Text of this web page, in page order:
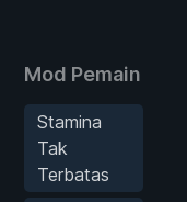
Mod Pemain
Stamina
Tak
Terbatas